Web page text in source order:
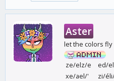
Aster
let the colors fly
ze/elz/e
ed/
xe/ael/'
zi/